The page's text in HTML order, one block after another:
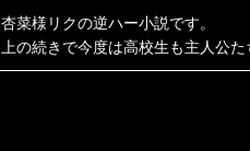
杏菜様リクの逆ハー小説です。
上の続きで今度は高校生も主人公た